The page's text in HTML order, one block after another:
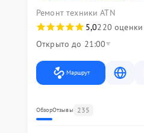
Ремонт техники ATN
5,0220 оценки
Открыто до 21:00
Маршрут
ОбзорОтзывы 235